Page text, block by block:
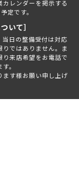
レンダーを掲示する
定です。
いて］
日の整備受付は対応
ではありません。ま
来店希望をお電話で
。
す様お願い申し上げ